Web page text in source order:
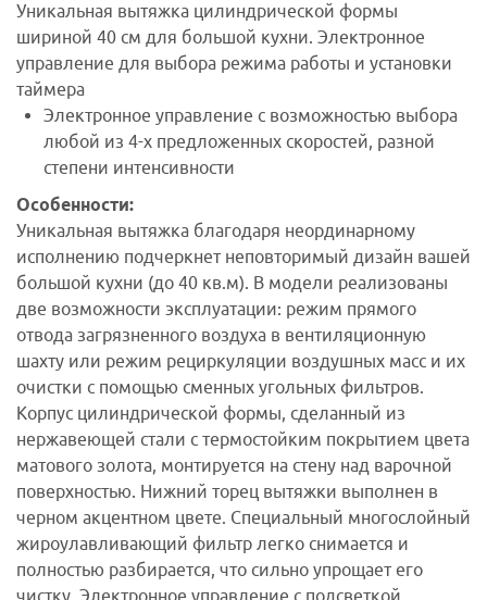
Уникальная вытяжка цилиндрической формы
шириной 40 см для большой кухни. Электронное
управление для выбора режима работы и установки
таймера
Электронное управление с возможностью выбора
любой из 4-х предложенных скоростей, разной
степени интенсивности
Особенности:
Уникальная вытяжка благодаря неординарному
исполнению подчеркнет неповторимый дизайн вашей
большой кухни (до 40 кв.м). В модели реализованы
две возможности эксплуатации: режим прямого
отвода загрязненного воздуха в вентиляционную
шахту или режим рециркуляции воздушных масс и их
очистки с помощью сменных угольных фильтров.
Корпус цилиндрической формы, сделанный из
нержавеющей стали с термостойким покрытием цвета
матового золота, монтируется на стену над варочной
поверхностью. Нижний торец вытяжки выполнен в
черном акцентном цвете. Специальный многослойный
жироулавливающий фильтр легко снимается и
полностью разбирается, что сильно упрощает его
чистку. Электронное управление с подсветкой